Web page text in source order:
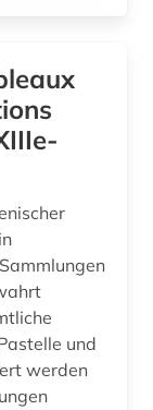
und
werden